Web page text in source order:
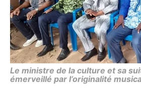
Le ministre de la culture et sa
émerveillé par l’originalité